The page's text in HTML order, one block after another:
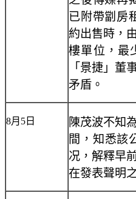
已附帶劏房
約出售時，
樓單位，最
「景捷」董
矛盾。
8月5日
陳茂波不知
間，知悉該
况，解釋早
在發表聲明